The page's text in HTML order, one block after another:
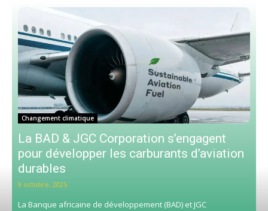
Changement climatique
La BAD & JGC Corporation s’engagent
pour développer les carburants d’aviation
durables
9 octobre, 2025
La Banque africaine de développement (BAD) et JGC